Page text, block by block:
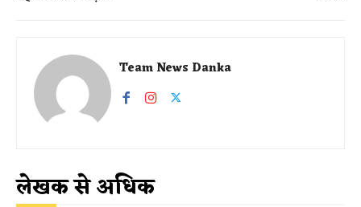
Team News Danka
लेखक से अधिक